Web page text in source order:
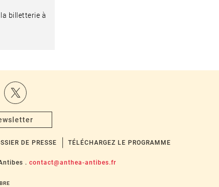
billetterie à
DE PRESSE TÉLÉCHARGEZ LE PROGRAMME
. contact@anthea-antibes.fr